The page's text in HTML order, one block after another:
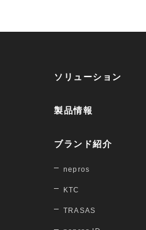
ソリューション
製品情報
ブランド紹介
nepros
KTC
TRASAS